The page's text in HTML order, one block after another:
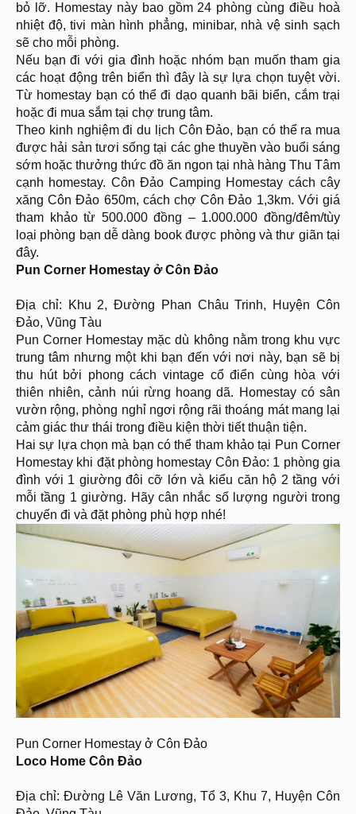
bỏ lỡ. Homestay này bao gồm 24 phòng cùng điều hoà
nhiệt độ, tivi màn hình phẳng, minibar, nhà vệ sinh sạch
sẽ cho mỗi phòng.
Nếu bạn đi với gia đình hoặc nhóm bạn muốn tham gia
các hoạt động trên biển thì đây là sự lựa chọn tuyệt vời.
Từ homestay bạn có thể đi dạo quanh bãi biển, cắm trại
hoặc đi mua sắm tại chợ trung tâm.
Theo kinh nghiệm đi du lịch Côn Đảo, bạn có thể ra mua
được hải sản tươi sống tại các ghe thuyền vào buổi sáng
sớm hoặc thưởng thức đồ ăn ngon tại nhà hàng Thu Tâm
cạnh homestay. Côn Đảo Camping Homestay cách cây
xăng Côn Đảo 650m, cách chợ Côn Đảo 1,3km. Với giá
tham khảo từ 500.000 đồng – 1.000.000 đồng/đêm/tùy
loại phòng bạn dễ dàng book được phòng và thư giãn tại
đây.
Pun Corner Homestay ở Côn Đảo
Địa chỉ: Khu 2, Đường Phan Châu Trinh, Huyện Côn
Đảo, Vũng Tàu
Pun Corner Homestay mặc dù không nằm trong khu vực
trung tâm nhưng một khi bạn đến với nơi này, bạn sẽ bị
thu hút bởi phong cách vintage cổ điển cùng hòa với
thiên nhiên, cảnh núi rừng hoang dã. Homestay có sân
vườn rộng, phòng nghỉ ngơi rộng rãi thoáng mát mang lại
cảm giác thư thái trong điều kiện thời tiết thuận tiện.
Hai sự lựa chọn mà bạn có thể tham khảo tại Pun Corner
Homestay khi đặt phòng homestay Côn Đảo: 1 phòng gia
đình với 1 giường đôi cỡ lớn và kiểu căn hộ 2 tầng với
mỗi tầng 1 giường. Hãy cân nhắc số lượng người trong
chuyến đi và đặt phòng phù hợp nhé!
Pun Corner Homestay ở Côn Đảo
Loco Home Côn Đảo
Địa chỉ: Đường Lê Văn Lương, Tổ 3, Khu 7, Huyện Côn